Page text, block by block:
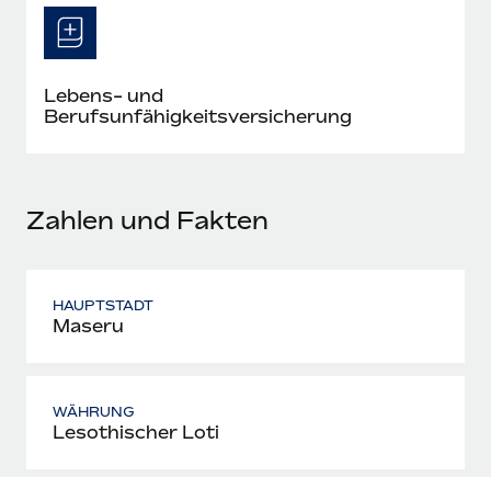
Mehr erfahren
Lebens- und
Berufsunfähigkeitsversicherung
Zahlen und Fakten
HAUPTSTADT
Maseru
WÄHRUNG
Lesothischer Loti